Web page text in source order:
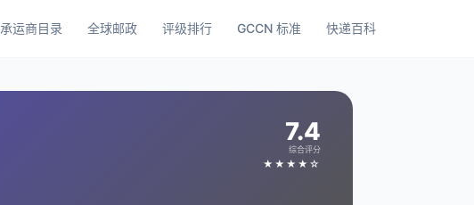
承运商目录 全球邮政 评级排行 GCCN 标准 快递百科
7.4
综合评分
★★★★☆